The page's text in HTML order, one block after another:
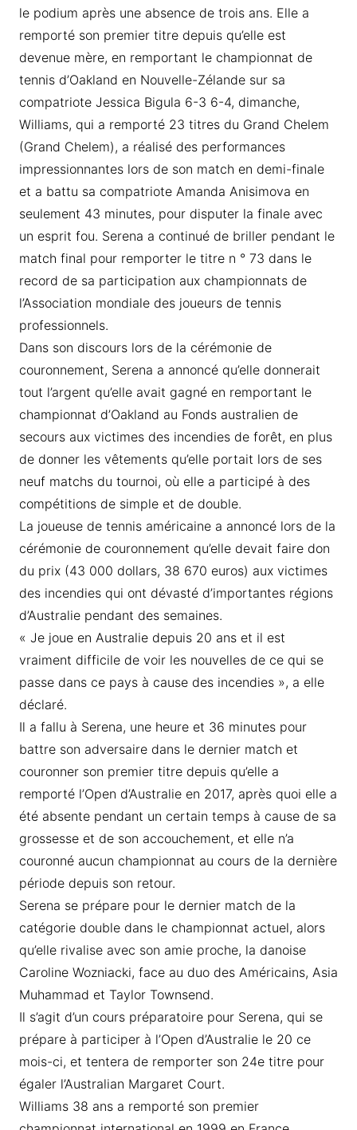
le podium après une absence de trois ans. Elle a
remporté son premier titre depuis qu’elle est
devenue mère, en remportant le championnat de
tennis d’Oakland en Nouvelle-Zélande sur sa
compatriote Jessica Bigula 6-3 6-4, dimanche,
Williams, qui a remporté 23 titres du Grand Chelem
(Grand Chelem), a réalisé des performances
impressionnantes lors de son match en demi-finale
et a battu sa compatriote Amanda Anisimova en
seulement 43 minutes, pour disputer la finale avec
un esprit fou. Serena a continué de briller pendant le
match final pour remporter le titre n ° 73 dans le
record de sa participation aux championnats de
l’Association mondiale des joueurs de tennis
professionnels.
Dans son discours lors de la cérémonie de
couronnement, Serena a annoncé qu’elle donnerait
tout l’argent qu’elle avait gagné en remportant le
championnat d’Oakland au Fonds australien de
secours aux victimes des incendies de forêt, en plus
de donner les vêtements qu’elle portait lors de ses
neuf matchs du tournoi, où elle a participé à des
compétitions de simple et de double.
La joueuse de tennis américaine a annoncé lors de la
cérémonie de couronnement qu’elle devait faire don
du prix (43 000 dollars, 38 670 euros) aux victimes
des incendies qui ont dévasté d’importantes régions
d’Australie pendant des semaines.
« Je joue en Australie depuis 20 ans et il est
vraiment difficile de voir les nouvelles de ce qui se
passe dans ce pays à cause des incendies », a elle
déclaré.
Il a fallu à Serena, une heure et 36 minutes pour
battre son adversaire dans le dernier match et
couronner son premier titre depuis qu’elle a
remporté l’Open d’Australie en 2017, après quoi elle a
été absente pendant un certain temps à cause de sa
grossesse et de son accouchement, et elle n’a
couronné aucun championnat au cours de la dernière
période depuis son retour.
Serena se prépare pour le dernier match de la
catégorie double dans le championnat actuel, alors
qu’elle rivalise avec son amie proche, la danoise
Caroline Wozniacki, face au duo des Américains, Asia
Muhammad et Taylor Townsend.
Il s’agit d’un cours préparatoire pour Serena, qui se
prépare à participer à l’Open d’Australie le 20 ce
mois-ci, et tentera de remporter son 24e titre pour
égaler l’Australian Margaret Court.
Williams 38 ans a remporté son premier